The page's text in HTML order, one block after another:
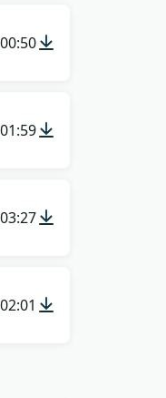
00:50
01:59
03:27
02:01